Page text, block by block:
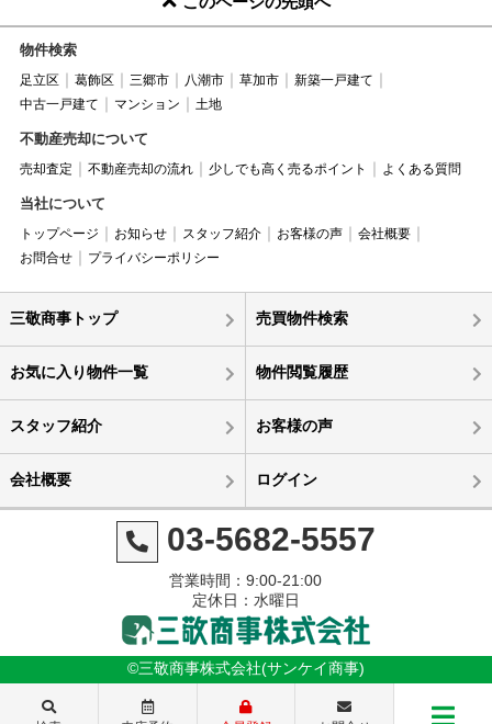
物件検索
足立区 葛飾区 三郷市 八潮市 草加市
新築一戸建て
中古一戸建て
マンション 土地
不動産売却について
売却査定 不動産売却の流れ 少しでも高く売るポイント よくある質問
当社について
トップページ お知らせ スタッフ紹介 お客様の声
会社概要
お問合せ
プライバシーポリシー
三敬商事トップ 売買物件検索
お気に入り物件一覧 物件閲覧履歴
スタッフ紹介 お客様の声
会社概要 ログイン
03-5682-5557
営業時間：9:00-21:00
定休日：水曜日
©三敬商事株式会社(サンケイ商事)